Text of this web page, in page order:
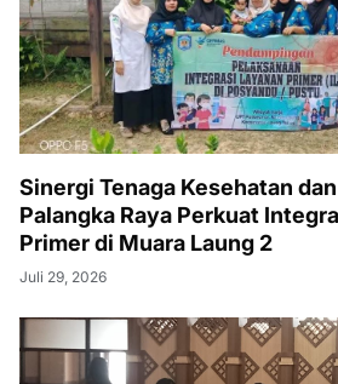
Sinergi Tenaga Kesehatan
Palangka Raya Perkuat
Primer di Muara Laung 2
Juli 29, 2026